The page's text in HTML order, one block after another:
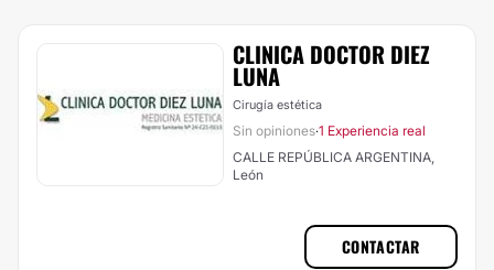
CLINICA DOCTOR DIEZ
LUNA
Cirugía estética
Sin opiniones·1 Experiencia real
CALLE REPÚBLICA ARGENTINA,
León
CONTACTAR